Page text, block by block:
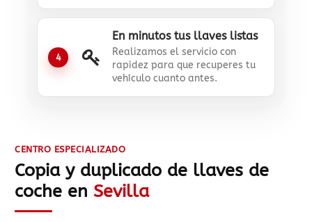
4
En minutos tus llaves listas
Realizamos el servicio con
rapidez para que recuperes tu
vehículo cuanto antes.
CENTRO ESPECIALIZADO
Copia y duplicado de llaves de
coche en Sevilla